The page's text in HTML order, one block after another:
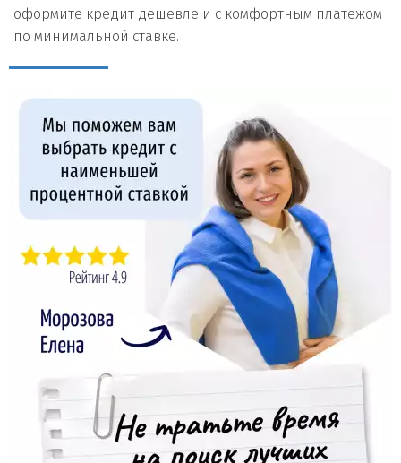
оформите кредит дешевле и с комфортным платежом
по минимальной ставке.